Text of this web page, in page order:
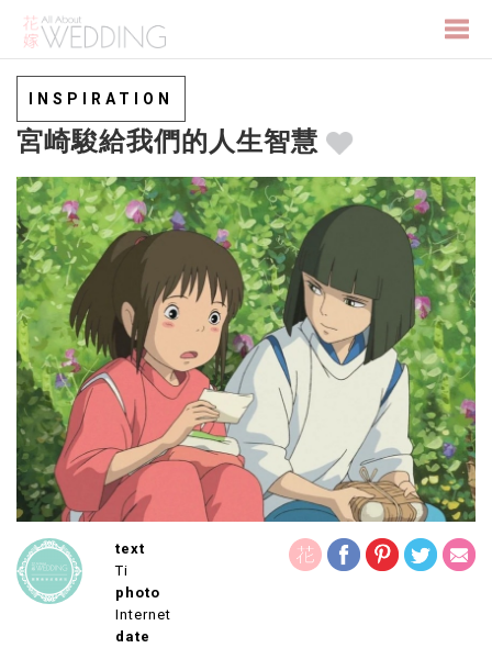
INSPIRATION
宮崎駿給我們的人生智慧
text
Ti
photo
Internet
date